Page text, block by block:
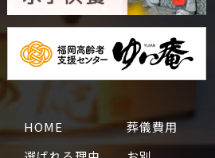
HOME
葬儀費用